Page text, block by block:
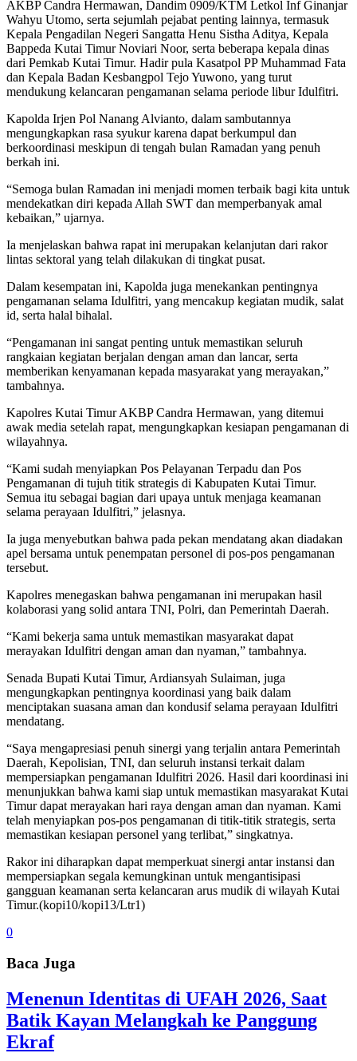
AKBP Candra Hermawan, Dandim 0909/KTM Letkol Inf Ginanjar
Wahyu Utomo, serta sejumlah pejabat penting lainnya, termasuk
Kepala Pengadilan Negeri Sangatta Henu Sistha Aditya, Kepala
Bappeda Kutai Timur Noviari Noor, serta beberapa kepala dinas
dari Pemkab Kutai Timur. Hadir pula Kasatpol PP Muhammad Fata
dan Kepala Badan Kesbangpol Tejo Yuwono, yang turut
mendukung kelancaran pengamanan selama periode libur Idulfitri.
Kapolda Irjen Pol Nanang Alvianto, dalam sambutannya
mengungkapkan rasa syukur karena dapat berkumpul dan
berkoordinasi meskipun di tengah bulan Ramadan yang penuh
berkah ini.
“Semoga bulan Ramadan ini menjadi momen terbaik bagi kita untuk
mendekatkan diri kepada Allah SWT dan memperbanyak amal
kebaikan,” ujarnya.
Ia menjelaskan bahwa rapat ini merupakan kelanjutan dari rakor
lintas sektoral yang telah dilakukan di tingkat pusat.
Dalam kesempatan ini, Kapolda juga menekankan pentingnya
pengamanan selama Idulfitri, yang mencakup kegiatan mudik, salat
id, serta halal bihalal.
“Pengamanan ini sangat penting untuk memastikan seluruh
rangkaian kegiatan berjalan dengan aman dan lancar, serta
memberikan kenyamanan kepada masyarakat yang merayakan,”
tambahnya.
Kapolres Kutai Timur AKBP Candra Hermawan, yang ditemui
awak media setelah rapat, mengungkapkan kesiapan pengamanan di
wilayahnya.
“Kami sudah menyiapkan Pos Pelayanan Terpadu dan Pos
Pengamanan di tujuh titik strategis di Kabupaten Kutai Timur.
Semua itu sebagai bagian dari upaya untuk menjaga keamanan
selama perayaan Idulfitri,” jelasnya.
Ia juga menyebutkan bahwa pada pekan mendatang akan diadakan
apel bersama untuk penempatan personel di pos-pos pengamanan
tersebut.
Kapolres menegaskan bahwa pengamanan ini merupakan hasil
kolaborasi yang solid antara TNI, Polri, dan Pemerintah Daerah.
“Kami bekerja sama untuk memastikan masyarakat dapat
merayakan Idulfitri dengan aman dan nyaman,” tambahnya.
Senada Bupati Kutai Timur, Ardiansyah Sulaiman, juga
mengungkapkan pentingnya koordinasi yang baik dalam
menciptakan suasana aman dan kondusif selama perayaan Idulfitri
mendatang.
“Saya mengapresiasi penuh sinergi yang terjalin antara Pemerintah
Daerah, Kepolisian, TNI, dan seluruh instansi terkait dalam
mempersiapkan pengamanan Idulfitri 2026. Hasil dari koordinasi ini
menunjukkan bahwa kami siap untuk memastikan masyarakat Kutai
Timur dapat merayakan hari raya dengan aman dan nyaman. Kami
telah menyiapkan pos-pos pengamanan di titik-titik strategis, serta
memastikan kesiapan personel yang terlibat,” singkatnya.
Rakor ini diharapkan dapat memperkuat sinergi antar instansi dan
mempersiapkan segala kemungkinan untuk mengantisipasi
gangguan keamanan serta kelancaran arus mudik di wilayah Kutai
Timur.(kopi10/kopi13/Ltr1)
0
Baca Juga
Menenun Identitas di UFAH 2026, Saat
Batik Kayan Melangkah ke Panggung
Ekraf